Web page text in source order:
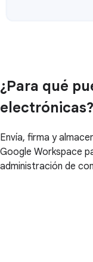
¿Para qué
electrónicas?
Envía, firma y
Google Workspace
administración de